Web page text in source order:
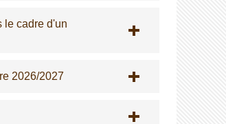
le cadre d'un
2026/2027